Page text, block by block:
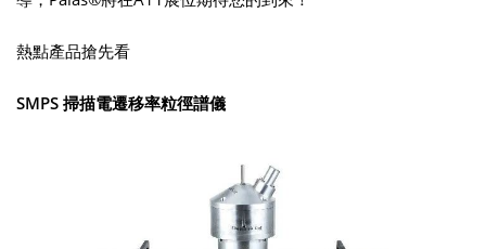
熱點產品搶先看
SMPS 掃描電遷移率粒徑譜儀